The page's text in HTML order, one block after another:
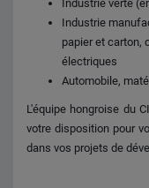
Industrie verte
Industrie
papier et carton,
électriques
Automobile,
L'équipe hongroise du
votre disposition pour
dans vos projets de